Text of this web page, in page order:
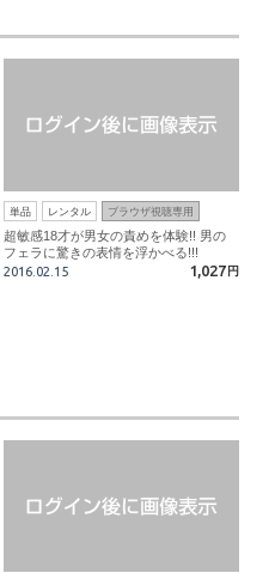
単品 レンタル ブラウザ視聴専用
超敏感18才が男女の責めを体験!! 男の
フェラに驚きの表情を浮かべる!!!
2016.02.15
1,027 円